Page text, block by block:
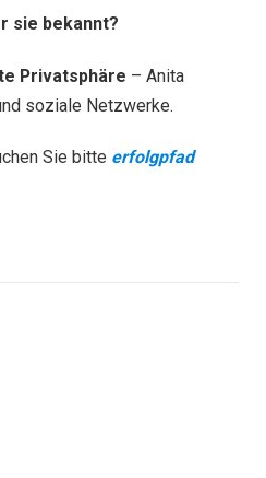
sie bekannt?
Privatsphäre – Anita
soziale Netzwerke.
Sie bitte erfolgpfad